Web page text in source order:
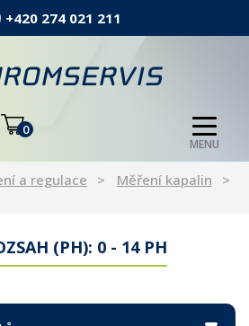
+420 274 021 211
0
MENU
a regulace
Měření kapalin
(PH): 0 - 14 PH